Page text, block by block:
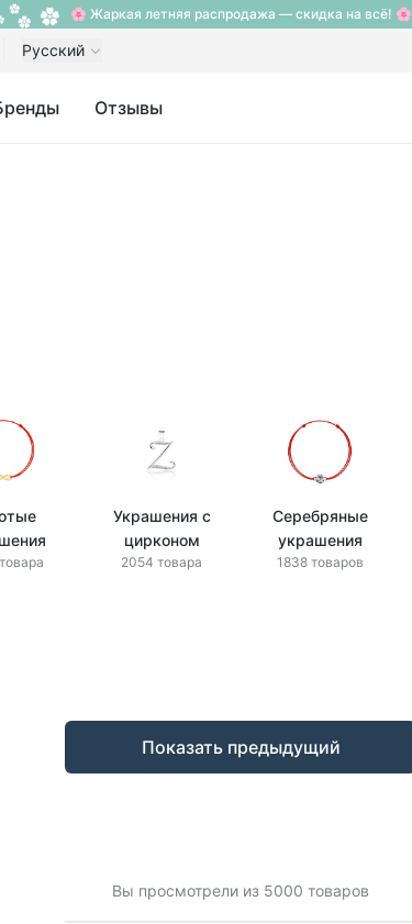
🌸 Жаркая летняя распродажа — скидка на всё! 🌸
Русский
Отзывы
Украшения с
цирконом
2054 товара
Серебряные
украшения
1838 товаров
Показать предыдущий
Вы просмотрели из 5000 товаров